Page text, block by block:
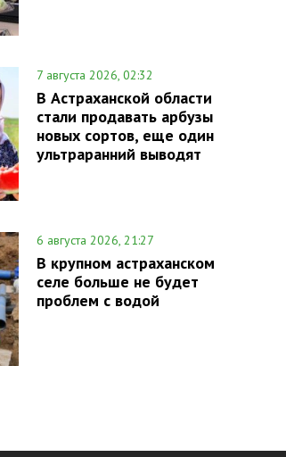
7 августа 2026, 02:32
В Астраханской области
стали продавать арбузы
новых сортов, еще один
ультраранний выводят
6 августа 2026, 21:27
В крупном астраханском
селе больше не будет
проблем с водой